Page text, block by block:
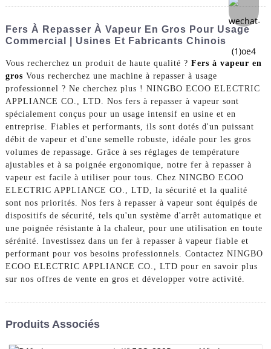
Fers À Repasser À Vapeur En Gros Pour Usage
Commercial | Usines Et Fabricants Chinois
Vous recherchez un produit de haute qualité ? Fers à vapeur en
gros Vous recherchez une machine à repasser à usage
professionnel ? Ne cherchez plus ! NINGBO ECOO ELECTRIC
APPLIANCE CO., LTD. Nos fers à repasser à vapeur sont
spécialement conçus pour un usage intensif en usine et en
entreprise. Fiables et performants, ils sont dotés d'un puissant
débit de vapeur et d'une semelle robuste, idéale pour les gros
volumes de repassage. Grâce à ses réglages de température
ajustables et à sa poignée ergonomique, notre fer à repasser à
vapeur est facile à utiliser pour tous. Chez NINGBO ECOO
ELECTRIC APPLIANCE CO., LTD, la sécurité et la qualité
sont nos priorités. Nos fers à repasser à vapeur sont équipés de
dispositifs de sécurité, tels qu'un système d'arrêt automatique et
une poignée résistante à la chaleur, pour une utilisation en toute
sérénité. Investissez dans un fer à repasser à vapeur fiable et
performant pour vos besoins professionnels. Contactez NINGBO
ECOO ELECTRIC APPLIANCE CO., LTD pour en savoir plus
sur nos offres de vente en gros et développer votre activité.
Produits Associés